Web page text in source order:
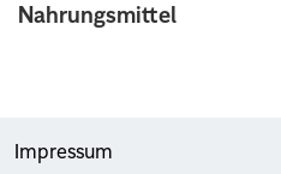
Nahrungsmittel
Impressum